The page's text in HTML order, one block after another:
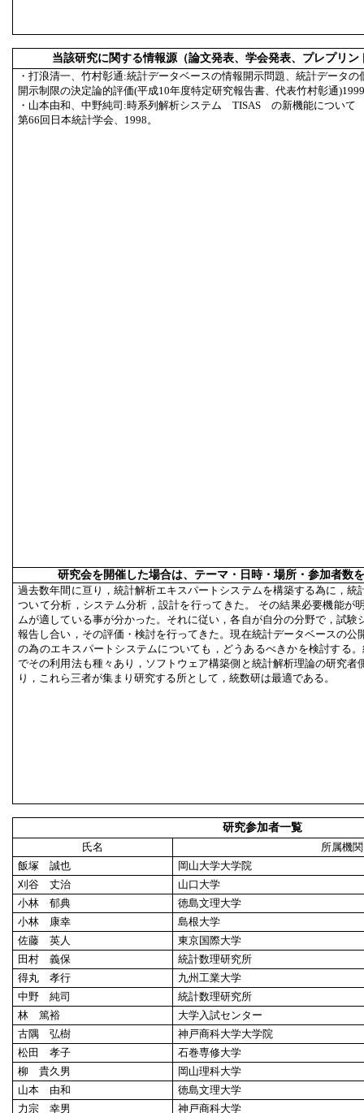
当該研究に関する情報源（論文発表、学会発表、プレプリン
・打浪清一、竹村彰通:統計データベースの情報開示問題、統計データの
開示制限の決定論的評価(平成10年度特定研究報告書、代表竹村彰通
・山本由和、中野純司:時系列解析システム TISAS の新機能について
第66回日本統計学会、1998。
研究会を開催した場合は、テーマ・日時・場所・参加者数
過去数年間に亘り，統計解析エキスパートシステムを構築する為に，統
ついて分析，システム分析，設計を行ってきた。 その結果必要機能が
ムが適している事が分かった。それに従い，各自が自分の分野で，試験
報告し合い，その評価・検討を行ってきた。現在統計データベースの公
の為のエキスパートシステムについても，どうあるべきかを検討する
でその利用法も種々あり，ソフトウェア構築側と統計解析理論の研究者
り，これら三者が集まり研究する所として，統数研は最適である。
研究参加者一覧
氏名
所属機関
飯塚 誠也
岡山大学大学院
刈谷 丈治
山口大学
小林 郁典
徳島文理大学
小林 康幸
島根大学
佐藤 英人
東京国際大学
田村 義保
統計数理研究所
得丸 孝行
九州工業大学
中野 純司
統計数理研究所
林 篤裕
大学入試センター
古隅 弘樹
神戸商科大学大学院
松田 孝子
石巻専修大学
柳 貴久男
岡山理科大学
山本 由和
徳島文理大学
力宗 幸男
神戸商科大学